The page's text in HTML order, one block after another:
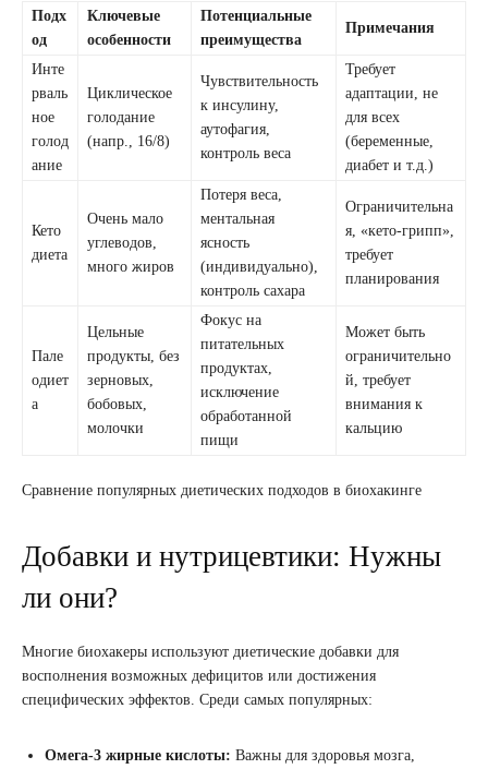
Подх
од
Ключевые
особенности
Потенциальные
преимущества
Примечания
Инте
рваль
ное
голод
ание
Циклическое
голодание
(напр., 16/8)
Чувствительность
к инсулину,
аутофагия,
контроль веса
Требует
адаптации, не
для всех
(беременные,
диабет и т.д.)
Кето
диета
Очень мало
углеводов,
много жиров
Потеря веса,
ментальная
ясность
(индивидуально),
контроль сахара
Ограничительна
я, «кето-грипп»,
требует
планирования
Пале
одиет
а
Цельные
продукты, без
зерновых,
бобовых,
молочки
Фокус на
питательных
продуктах,
исключение
обработанной
пищи
Может быть
ограничительно
й, требует
внимания к
кальцию
Сравнение популярных диетических подходов в биохакинге
Добавки и нутрицевтики: Нужны
ли они?
Многие биохакеры используют диетические добавки для
восполнения возможных дефицитов или достижения
специфических эффектов. Среди самых популярных:
Омега-3 жирные кислоты: Важны для здоровья мозга,